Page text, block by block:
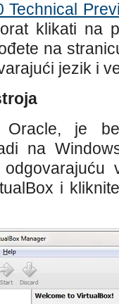
Technical
klikati na
na
jezik i
Oracle, je
na
odgovarajuću
i